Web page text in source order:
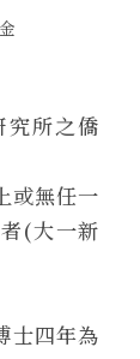
所之僑
或無任一
(大一新
士四年為